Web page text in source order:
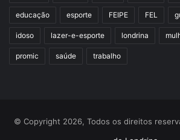
educação esporte FEIPE FEL
idoso lazer-e-esporte londrina
promic saúde trabalho
© Copyright 2026, Todos os direitos